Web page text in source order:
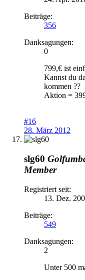
Beiträge:
356
Danksagungen:
0
799,€ ist
Kannst du
kommen ??
Aktion =
#16
28. März 2012
slg60
Member
Registriert seit:
13. Dez.
Beiträge:
549
Danksagungen:
2
Unter 500